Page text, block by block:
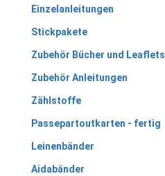
Einzelanleitungen
Stickpakete
Zubehör Bücher und Leaflets
Zubehör Anleitungen
Zählstoffe
Passepartoutkarten - fertig
Leinenbänder
Aidabänder